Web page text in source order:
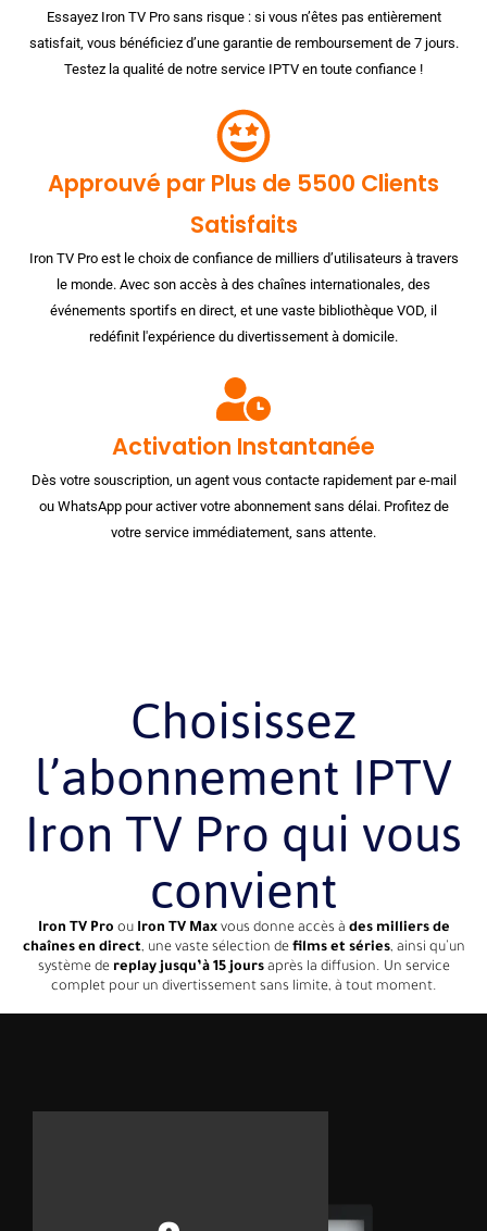
Essayez Iron TV Pro sans risque : si vous n’êtes pas entièrement
satisfait, vous bénéficiez d’une garantie de remboursement de 7 jours.
Testez la qualité de notre service IPTV en toute confiance !
Approuvé par Plus de 5500 Clients
Satisfaits
Iron TV Pro est le choix de confiance de milliers d’utilisateurs à travers
le monde. Avec son accès à des chaînes internationales, des
événements sportifs en direct, et une vaste bibliothèque VOD, il
redéfinit l'expérience du divertissement à domicile.
Activation Instantanée
Dès votre souscription, un agent vous contacte rapidement par e-mail
ou WhatsApp pour activer votre abonnement sans délai. Profitez de
votre service immédiatement, sans attente.
Choisissez
l’abonnement IPTV
Iron TV Pro qui vous
convient
Iron TV Pro ou Iron TV Maxvous donne accès à des milliers de
chaînes en direct, une vaste sélection de films et séries, ainsi qu’un
système de replay jusqu’à 15 joursaprès la diffusion. Un service
complet pour un divertissement sans limite, à tout moment.